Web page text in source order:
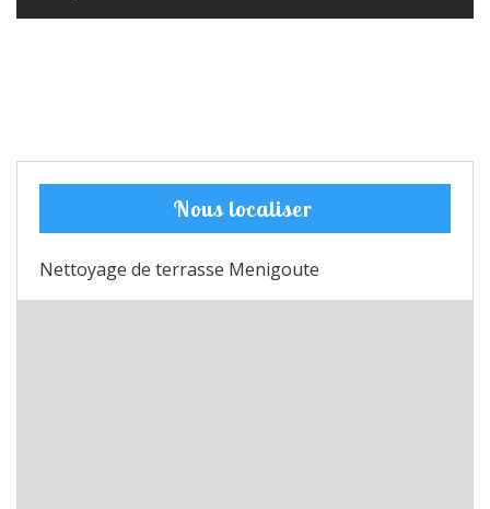
Nous localiser
Nettoyage de terrasse Menigoute